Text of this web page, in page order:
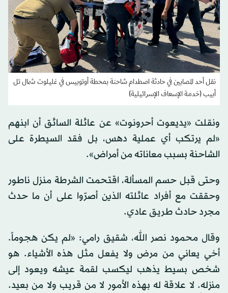
نقل أحد المصابين في حادثة اصطدام شاحنة بمحطة أوتوبيس في غليلوت شمال تل
أبيب (خدمة الإسعاف الإسرائيلية)
ونقلت «يديعوت أحرونوت» عن عائلة السائق أن ابنهم
«لم يرتكب أي عملية دهس، بل فقد السيطرة على
الشاحنة بسبب معاناته من أمراض».
وحتى قبل حسم المسألة، اقتحمت الشرطة منزل ناطور
وحققت مع أفراد عائلته الذين أصرّوا على أن ما حدث
مجرد حادث طريق عادي.
وقال محمود نصر الله، شقيق رامي: «لم يكن هجوماً.
أخي يعاني من مرض ولا يفعل مثل هذه الأشياء. هو
شخص بسيط يذهب ليكسب لقمة عيشه ويعود إلى
منزله. لا علاقة له بهذه الأمور لا من قريب ولا من بعيد.